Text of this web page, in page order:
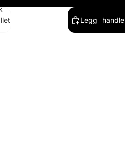
Legg i